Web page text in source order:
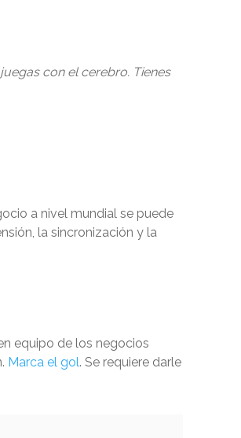
con el cerebro. Tienes
a nivel mundial se puede
la sincronización y la
equipo de los negocios
Marca el gol. Se requiere darle